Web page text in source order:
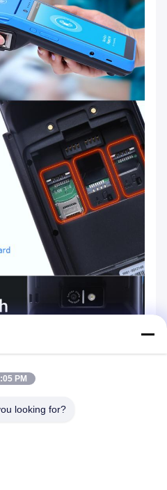
PM
looking for?